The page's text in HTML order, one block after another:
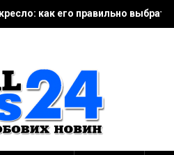
как его правильно